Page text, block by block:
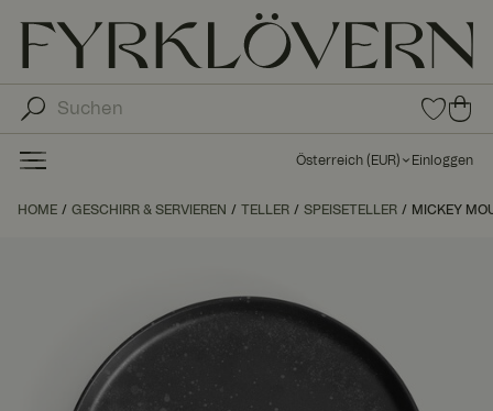
0
Arti
in
orit
0
Art
ike
de
Österreich ( EUR) Einloggen
HOME GESCHIRR & SERVIEREN TELLER SPEISETELLER MICKEY